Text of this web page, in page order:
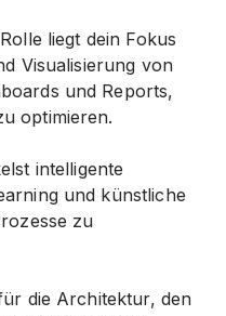
liegt dein Fokus
Visualisierung von
und Reports,
optimieren.
intelligente
und künstliche
zu
die Architektur, den